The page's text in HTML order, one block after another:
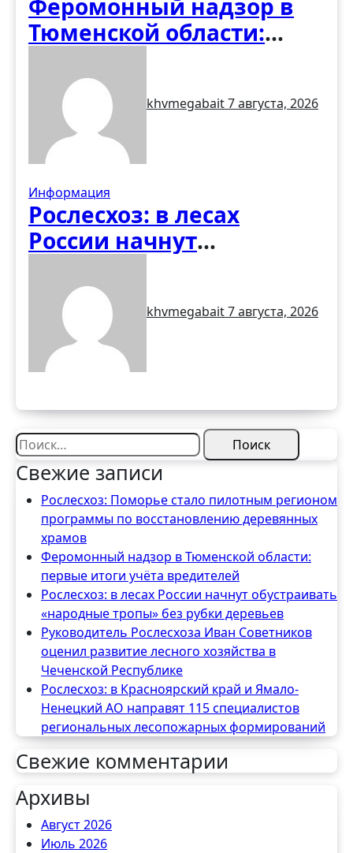
Феромонный надзор в
Тюменской области:
вредителей
khvmegabait7 августа, 2026
Информация
Рослесхоз: в лесах
России начнут
тропы» без рубки
деревьев
khvmegabait7 августа, 2026
Найти:
Свежие записи
Рослесхоз: Поморье стало пилотным регионом
программы по восстановлению деревянных
храмов
Феромонный надзор в Тюменской области:
первые итоги учёта вредителей
Рослесхоз: в лесах России начнут обустраивать
«народные тропы» без рубки деревьев
Руководитель Рослесхоза Иван Советников
оценил развитие лесного хозяйства в
Чеченской Республике
Рослесхоз: в Красноярский край и Ямало-
Ненецкий АО направят 115 специалистов
региональных лесопожарных формирований
Свежие комментарии
Архивы
Август 2026
Июль 2026